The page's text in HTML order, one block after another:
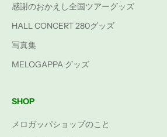
感謝のおかえし全国ツアーグッズ
HALL CONCERT 280グッズ
写真集
MELOGAPPA グッズ
SHOP
メロガッパショップのこと